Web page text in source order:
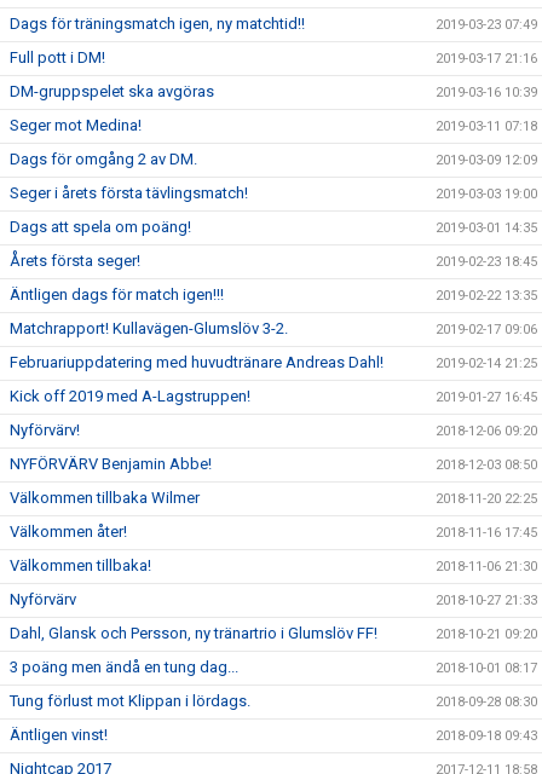
Dags för träningsmatch igen, ny matchtid!! 2019-03-23 07:49
Full pott i DM! 2019-03-17 21:16
DM-gruppspelet ska avgöras 2019-03-16 10:39
Seger mot Medina! 2019-03-11 07:18
Dags för omgång 2 av DM. 2019-03-09 12:09
Seger i årets första tävlingsmatch! 2019-03-03 19:00
Dags att spela om poäng! 2019-03-01 14:35
Årets första seger! 2019-02-23 18:45
Äntligen dags för match igen!!! 2019-02-22 13:35
Matchrapport! Kullavägen-Glumslöv 3-2. 2019-02-17 09:06
Februariuppdatering med huvudtränare Andreas Dahl! 2019-02-14 21:25
Kick off 2019 med A-Lagstruppen! 2019-01-27 16:45
Nyförvärv! 2018-12-06 09:20
NYFÖRVÄRV Benjamin Abbe! 2018-12-03 08:50
Välkommen tillbaka Wilmer 2018-11-20 22:25
Välkommen åter! 2018-11-16 17:45
Välkommen tillbaka! 2018-11-06 21:30
Nyförvärv 2018-10-27 21:33
Dahl, Glansk och Persson, ny tränartrio i Glumslöv FF! 2018-10-21 09:20
3 poäng men ändå en tung dag... 2018-10-01 08:17
Tung förlust mot Klippan i lördags. 2018-09-28 08:30
Äntligen vinst! 2018-09-18 09:43
Nightcap 2017 2017-12-11 18:58